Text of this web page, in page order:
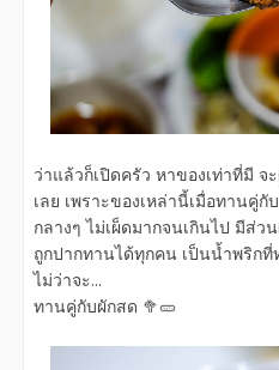
ว่าแล้วก็เปิดครัว หาของเท่าที่มี
เลย เพราะของเหล่านี้เมื่อทานคู่
กลางๆ ไม่เผ็ดมากจนเกินไป มีส่ว
ถูกปากทานได้ทุกคน เป็นน้ำพริก
ไม่ว่าจะ...
ทานคู่กับผักสด 🥦🥒